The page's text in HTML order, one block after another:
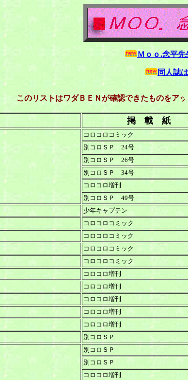
Ｍｏｏ.念平
同人誌
このリストはワダＢＥＮが確認できたものをアップ
掲 載 紙
コロコロコミック
別コロＳＰ 24号
別コロＳＰ 26号
別コロＳＰ 34号
コロコロ増刊
別コロＳＰ 49号
少年キャプテン
コロコロコミック
コロコロコミック
コロコロコミック
コロコロコミック
コロコロ増刊
コロコロ増刊
コロコロ増刊
コロコロ増刊
コロコロ増刊
別コロＳＰ
別コロＳＰ
別コロＳＰ
コロコロ増刊